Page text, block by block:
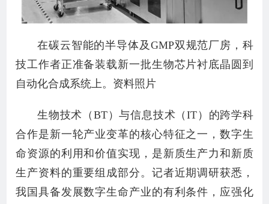
在碳云智能的半导体及GMP双规范厂房，科
技工作者正准备装载新一批生物芯片衬底晶圆到
自动化合成系统上。资料照片
生物技术（BT）与信息技术（IT）的跨学科
合作是新一轮产业变革的核心特征之一，数字生
命资源的利用和价值实现，是新质生产力和新质
生产资料的重要组成部分。记者近期调研获悉，
我国具备发展数字生命产业的有利条件，应强化